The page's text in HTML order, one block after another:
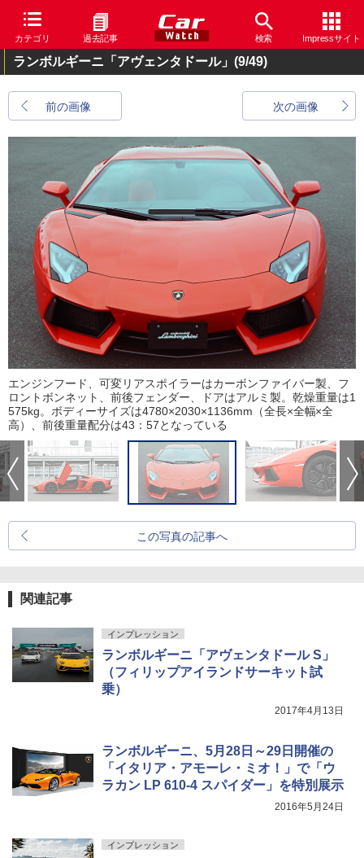
カテゴリ 過去記事 検索 Impressサイト
ランボルギーニ「アヴェンタドール」 (9/49)
前の画像 次の画像
エンジンフード、可変リアスポイラーはカーボンファイバー製、フ
ロントボンネット、前後フェンダー、ドアはアルミ製。乾燥重量は1
575kg。ボディーサイズは4780×2030×1136mm（全長×全幅×全
高）、前後重量配分は43：57となっている
この写真の記事へ
関連記事
インプレッション
ランボルギーニ「アヴェンタドール S」
（フィリップアイランドサーキット試
乗）
2017年4月13日
ランボルギーニ、5月28日～29日開催の
「イタリア・アモーレ・ミオ！」で「ウ
ラカン LP 610-4 スパイダー」を特別展示
2016年5月24日
インプレッション